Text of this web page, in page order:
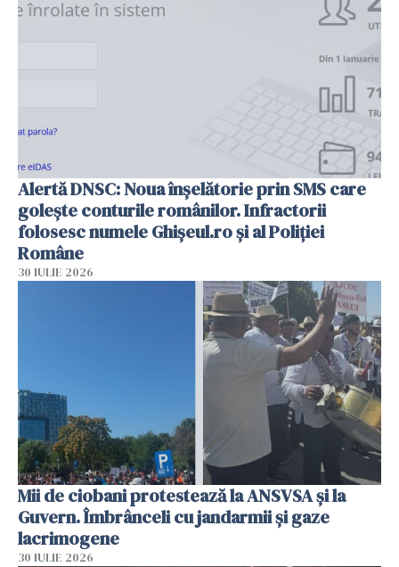
Alertă DNSC: Noua înșelătorie prin SMS care
golește conturile românilor. Infractorii
folosesc numele Ghișeul.ro și al Poliției
Române
30 IULIE 2026
Mii de ciobani protestează la ANSVSA și la
Guvern. Îmbrânceli cu jandarmii și gaze
lacrimogene
30 IULIE 2026